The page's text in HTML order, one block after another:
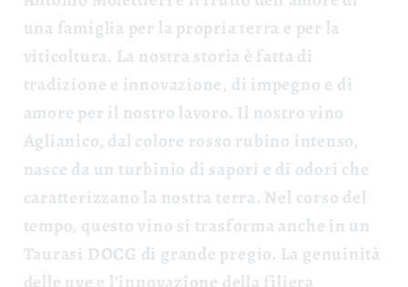
una famiglia per la propria terra e per la
viticoltura. La nostra storia è fatta di
tradizione e innovazione, di impegno e di
amore per il nostro lavoro. Il nostro vino
Aglianico, dal colore rosso rubino intenso,
nasce da un turbinio di sapori e di odori che
caratterizzano la nostra terra. Nel corso del
tempo, questo vino si trasforma anche in un
Taurasi DOCG di grande pregio. La genuinità
delle uve e l’innovazione della filiera